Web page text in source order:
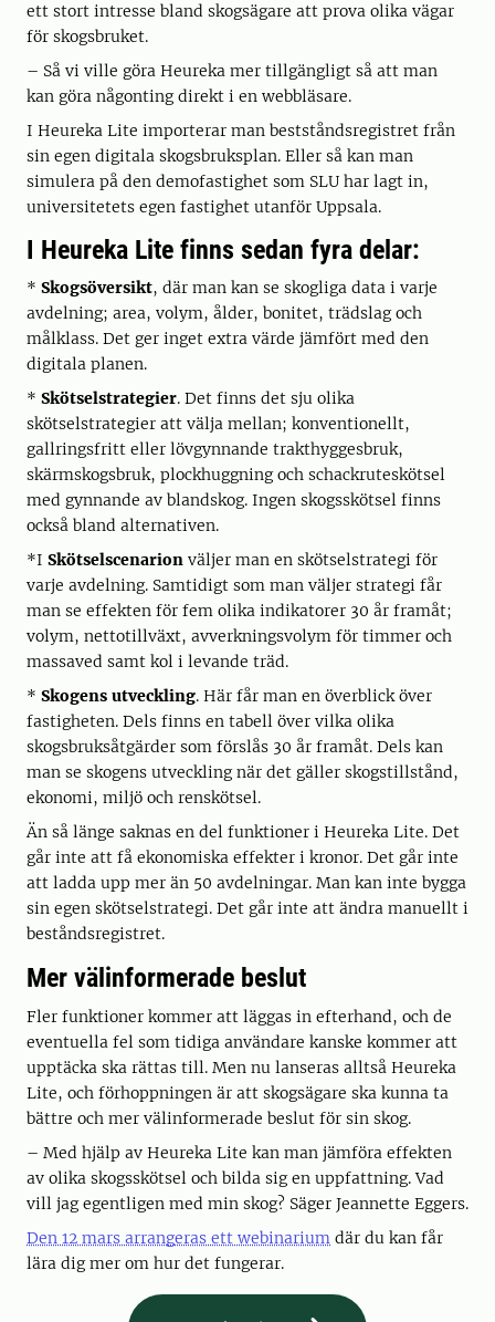
ett stort intresse bland skogsägare att prova olika vägar
för skogsbruket.
– Så vi ville göra Heureka mer tillgängligt så att man
kan göra någonting direkt i en webbläsare.
I Heureka Lite importerar man bestståndsregistret från
sin egen digitala skogsbruksplan. Eller så kan man
simulera på den demofastighet som SLU har lagt in,
universitetets egen fastighet utanför Uppsala.
I Heureka Lite finns sedan fyra delar:
* Skogsöversikt, där man kan se skogliga data i varje
avdelning; area, volym, ålder, bonitet, trädslag och
målklass. Det ger inget extra värde jämfört med den
digitala planen.
* Skötselstrategier. Det finns det sju olika
skötselstrategier att välja mellan; konventionellt,
gallringsfritt eller lövgynnande trakthyggesbruk,
skärmskogsbruk, plockhuggning och schackruteskötsel
med gynnande av blandskog. Ingen skogsskötsel finns
också bland alternativen.
*I Skötselscenarion väljer man en skötselstrategi för
varje avdelning. Samtidigt som man väljer strategi får
man se effekten för fem olika indikatorer 30 år framåt;
volym, nettotillväxt, avverkningsvolym för timmer och
massaved samt kol i levande träd.
* Skogens utveckling. Här får man en överblick över
fastigheten. Dels finns en tabell över vilka olika
skogsbruksåtgärder som förslås 30 år framåt. Dels kan
man se skogens utveckling när det gäller skogstillstånd,
ekonomi, miljö och renskötsel.
Än så länge saknas en del funktioner i Heureka Lite. Det
går inte att få ekonomiska effekter i kronor. Det går inte
att ladda upp mer än 50 avdelningar. Man kan inte bygga
sin egen skötselstrategi. Det går inte att ändra manuellt i
beståndsregistret.
Mer välinformerade beslut
Fler funktioner kommer att läggas in efterhand, och de
eventuella fel som tidiga användare kanske kommer att
upptäcka ska rättas till. Men nu lanseras alltså Heureka
Lite, och förhoppningen är att skogsägare ska kunna ta
bättre och mer välinformerade beslut för sin skog.
– Med hjälp av Heureka Lite kan man jämföra effekten
av olika skogsskötsel och bilda sig en uppfattning. Vad
vill jag egentligen med min skog? Säger Jeannette Eggers.
Den 12 mars arrangeras ett webinarium där du kan får
lära dig mer om hur det fungerar.